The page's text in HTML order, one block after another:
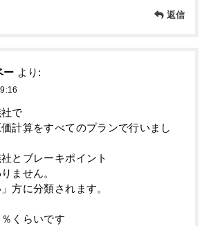
返信
ー より:
で
計算をすべてのプランで行いまし
とブレーキポイント
ません。
方に分類されます。
くらいです